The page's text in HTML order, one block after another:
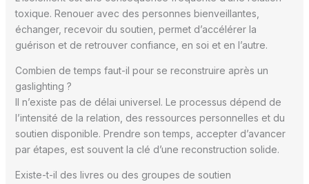
toxique. Renouer avec des personnes bienveillantes,
échanger, recevoir du soutien, permet d’accélérer la
guérison et de retrouver confiance, en soi et en l’autre.
Combien de temps faut-il pour se reconstruire après un
gaslighting ?
Il n’existe pas de délai universel. Le processus dépend de
l’intensité de la relation, des ressources personnelles et du
soutien disponible. Prendre son temps, accepter d’avancer
par étapes, est souvent la clé d’une reconstruction solide.
Existe-t-il des livres ou des groupes de soutien